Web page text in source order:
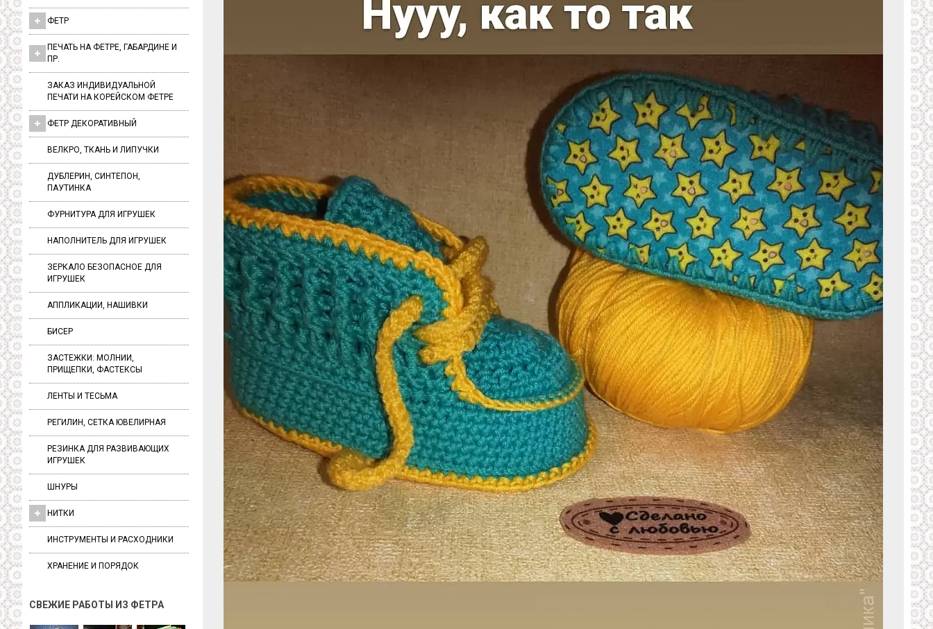
ФЕТР
ПЕЧАТЬ НА ФЕТРЕ, ГАБАРДИНЕ И
ПР.
ЗАКАЗ ИНДИВИДУАЛЬНОЙ
ПЕЧАТИ НА КОРЕЙСКОМ ФЕТРЕ
ФЕТР ДЕКОРАТИВНЫЙ
ВЕЛКРО, ТКАНЬ И ЛИПУЧКИ
ДУБЛЕРИН, СИНТЕПОН,
ПАУТИНКА
ФУРНИТУРА ДЛЯ ИГРУШЕК
НАПОЛНИТЕЛЬ ДЛЯ ИГРУШЕК
ЗЕРКАЛО БЕЗОПАСНОЕ ДЛЯ
ИГРУШЕК
АППЛИКАЦИИ, НАШИВКИ
БИСЕР
ЗАСТЕЖКИ: МОЛНИИ,
ПРИЩЕПКИ, ФАСТЕКСЫ
ЛЕНТЫ И ТЕСЬМА
РЕГИЛИН, СЕТКА ЮВЕЛИРНАЯ
РЕЗИНКА ДЛЯ РАЗВИВАЮЩИХ
ИГРУШЕК
ШНУРЫ
НИТКИ
ИНСТРУМЕНТЫ И РАСХОДНИКИ
ХРАНЕНИЕ И ПОРЯДОК
СВЕЖИЕ РАБОТЫ ИЗ ФЕТРА